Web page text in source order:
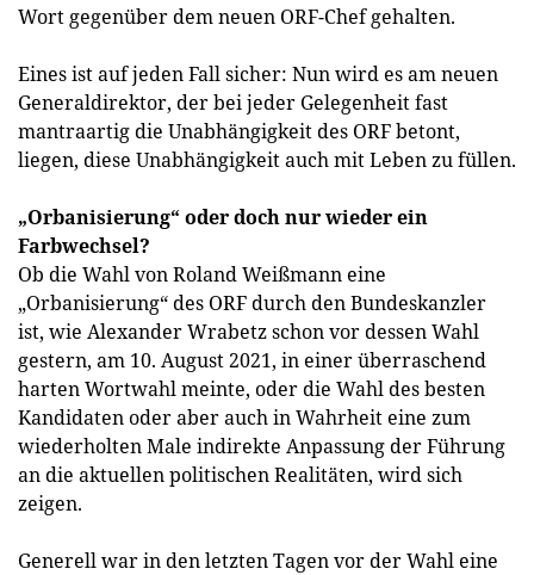
Wort gegenüber dem neuen ORF-Chef gehalten.
Eines ist auf jeden Fall sicher: Nun wird es am neuen
Generaldirektor, der bei jeder Gelegenheit fast
mantraartig die Unabhängigkeit des ORF betont,
liegen, diese Unabhängigkeit auch mit Leben zu füllen.
„Orbanisierung“ oder doch nur wieder ein
Farbwechsel?
Ob die Wahl von Roland Weißmann eine
„Orbanisierung“ des ORF durch den Bundeskanzler
ist, wie Alexander Wrabetz schon vor dessen Wahl
gestern, am 10. August 2021, in einer überraschend
harten Wortwahl meinte, oder die Wahl des besten
Kandidaten oder aber auch in Wahrheit eine zum
wiederholten Male indirekte Anpassung der Führung
an die aktuellen politischen Realitäten, wird sich
zeigen.
Generell war in den letzten Tagen vor der Wahl eine